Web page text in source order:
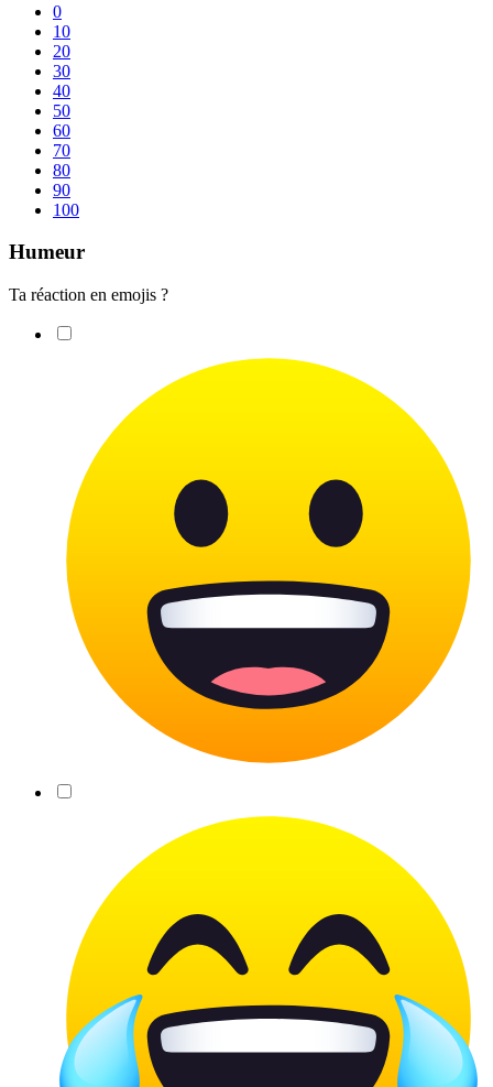
0
10
20
30
40
50
60
70
80
90
100
Humeur
Ta réaction en emojis ?